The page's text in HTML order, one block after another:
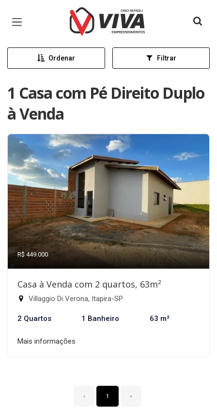
Página inicial
Ordenar Filtrar
1 Casa com Pé Direito Duplo
à Venda
R$ 449.000
Casa à Venda com 2 quartos, 63m²
Villaggio Di Verona, Itapira-SP
2 Quartos 1 Banheiro 63 m²
Mais informações
‹ 1 ›